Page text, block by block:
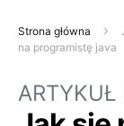
Strona główna
na programistę java
ARTYKUŁ